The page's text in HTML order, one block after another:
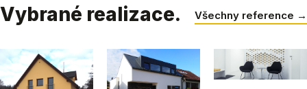
Vybrané realizace. Všechny reference →